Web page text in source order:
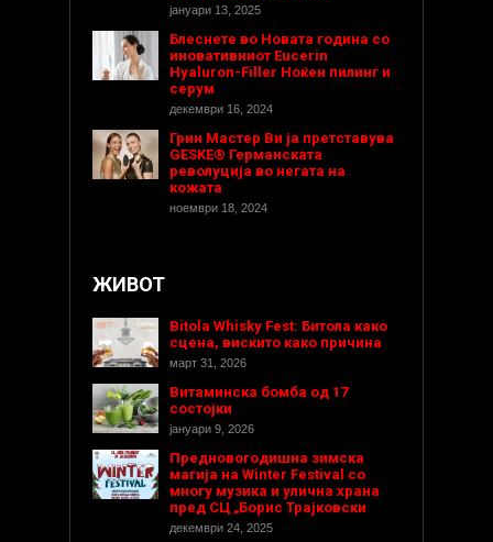
јануари 13, 2025
Блеснете во Новата година со
иновативниот Eucerin
Hyaluron-Filler Ноќен пилинг и
серум
декември 16, 2024
Грин Мастер Ви ја претставува
GESKE® Германската
револуција во негата на
кожата
ноември 18, 2024
ЖИВОТ
Bitola Whisky Fest: Битола како
сцена, вискито како причина
март 31, 2026
Витаминска бомба од 17
состојки
јануари 9, 2026
Предновогодишнa зимска
магија на Winter Festival со
многу музика и улична храна
пред СЦ „Борис Трајковски
декември 24, 2025